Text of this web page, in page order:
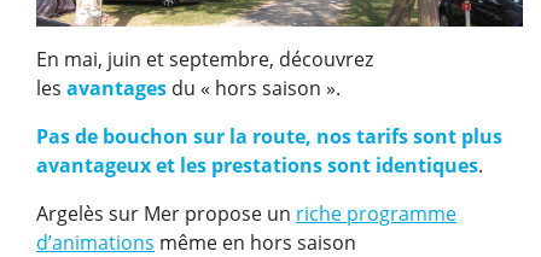
En mai, juin et septembre, découvrez
les avantages du « hors saison ».
Pas de bouchon sur la route, nos tarifs sont plus
avantageux et les prestations sont identiques.
Argelès sur Mer propose un riche programme
d’animations même en hors saison